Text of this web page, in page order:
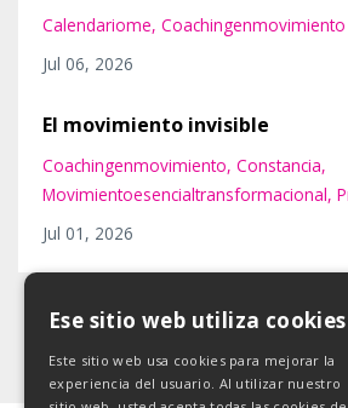
Calendariome Coachingenmovimiento
Jul 06, 2026
El movimiento invisible
Coachingenmovimiento Constancia
Movimientoesencialtransformacional
Jul 01, 2026
Ese sitio web utiliza cookies
Este sitio web usa cookies para mejorar la
experiencia del usuario. Al utilizar nuestro